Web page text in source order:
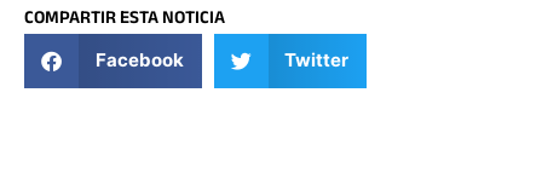
COMPARTIR ESTA NOTICIA
Facebook Twitter